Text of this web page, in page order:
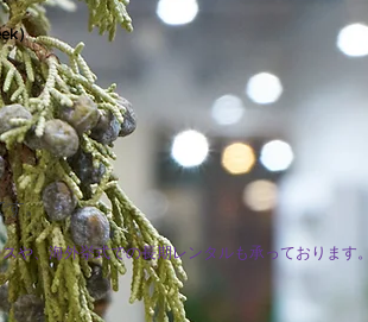
）
す。
や、海外挙式での長期レンタルも承っております。